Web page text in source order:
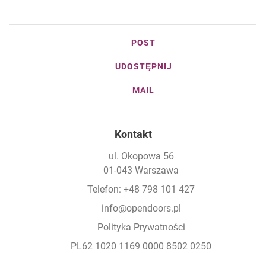
POST
UDOSTĘPNIJ
MAIL
Kontakt
ul. Okopowa 56
01-043 Warszawa
Telefon: +48 798 101 427
info@opendoors.pl
Polityka Prywatności
PL62 1020 1169 0000 8502 0250